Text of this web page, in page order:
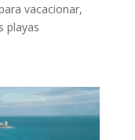
vacacionar,
playas